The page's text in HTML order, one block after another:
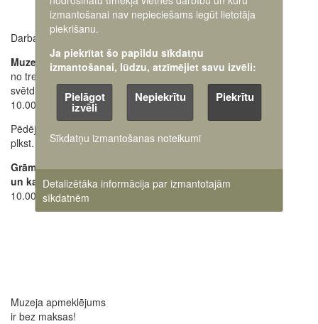
Darba laiki:
Muzejs atvērts:
no trešdienas līdz
svētdienai
10.00 - 18.00
Pēdējos apmeklētājus ielaiž
plkst. 17.30
Grāmatu tirdzniecības
un kases darba laiks:
10.00 - 17.45
+371 63616238
Ekskursiju pieteikšana
+371
28662648
Muzeja apmeklējums
ir bez maksas!
izmantošanai nav nepieciešams iegūt lietotāja
piekrišanu.
Ja piekrītat šo papildu sīkdatņu
izmantošanai, lūdzu, atzīmējiet savu izvēli:
Pielāgot
izvēli
Nepiekrītu Piekrītu
Sīkdatņu izmantošanas noteikumi
Detalizētāka informācija par izmantotajām
sīkdatnēm